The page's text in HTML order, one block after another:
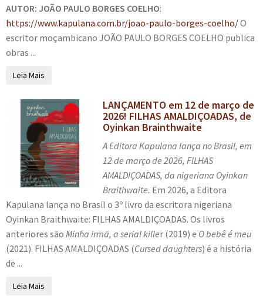
AUTOR: JOÃO PAULO BORGES COELHO:
https://www.kapulana.com.br/joao-paulo-borges-coelho/O
escritor moçambicano JOÃO PAULO BORGES COELHO publica
obras ...
Leia Mais
LANÇAMENTO em 12 de março de
2026! FILHAS AMALDIÇOADAS, de
Oyinkan Brainthwaite
A Editora Kapulana lança no Brasil, em
12 de março de 2026, FILHAS
AMALDIÇOADAS, da nigeriana Oyinkan
Braithwaite. Em 2026, a Editora
Kapulana lança no Brasil o 3º livro da escritora nigeriana
Oyinkan Braithwaite: FILHAS AMALDIÇOADAS. Os livros
anteriores são Minha irmã, a serial killer (2019) e O bebê é meu
(2021). FILHAS AMALDIÇOADAS (Cursed daughters) é a história
de ...
Leia Mais